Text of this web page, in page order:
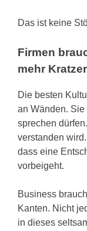
Das ist keine
Firmen
mehr Kratzer
Die besten
an Wänden. Sie
sprechen
verstanden
dass eine
vorbeigeht.
Business
Kanten. Nicht
in dieses